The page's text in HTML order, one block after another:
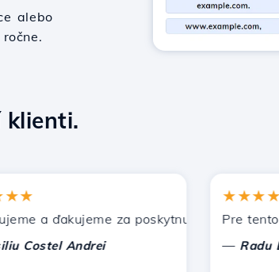
alebo
klienti.
som vás iným známym.
a ďakujeme za poskytnutú podporu!
Andrei
★★★★★
Pre tento
Radu